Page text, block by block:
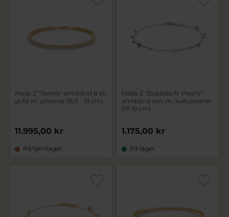
Mads Z "Tennis" armbånd 8 kt.
guld m. zirkonia (16,5 - 19 cm)
11.995,00 kr
På fjernlager
Mads Z "Bubbles N' Pearls"
armbånd sølv m. kulturperler
(17-19 cm)
1.175,00 kr
På lager